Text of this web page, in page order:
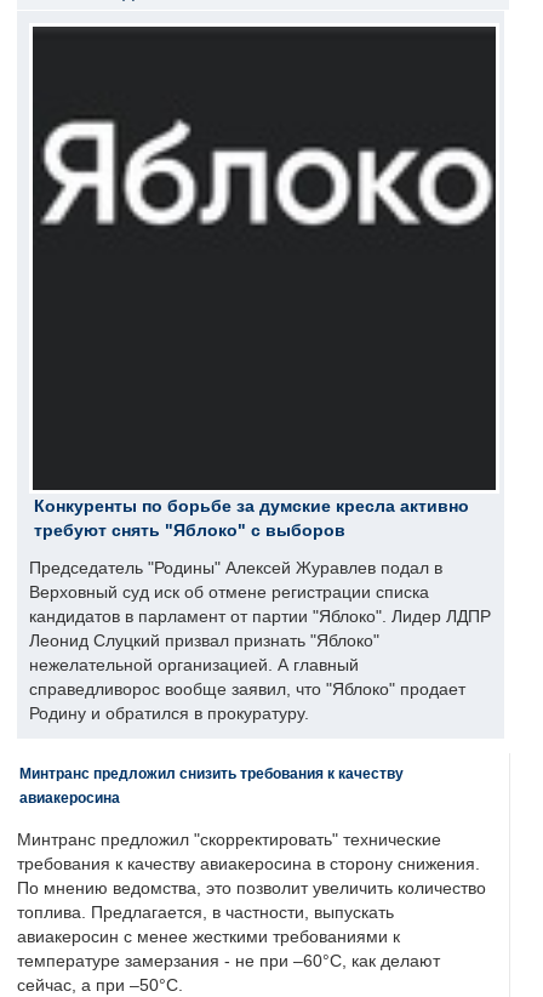
Конкуренты по борьбе за думские кресла активно
требуют снять "Яблоко" с выборов
Председатель "Родины" Алексей Журавлев подал в
Верховный суд иск об отмене регистрации списка
кандидатов в парламент от партии "Яблоко". Лидер ЛДПР
Леонид Слуцкий призвал признать "Яблоко"
нежелательной организацией. А главный
справедливорос вообще заявил, что "Яблоко" продает
Родину и обратился в прокуратуру.
Минтранс предложил снизить требования к качеству
авиакеросина
Минтранс предложил "скорректировать" технические
требования к качеству авиакеросина в сторону снижения.
По мнению ведомства, это позволит увеличить количество
топлива. Предлагается, в частности, выпускать
авиакеросин с менее жесткими требованиями к
температуре замерзания - не при –60°C, как делают
сейчас, а при –50°C.